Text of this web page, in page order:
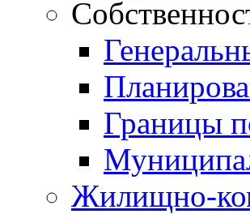
Границы
Жилищно-